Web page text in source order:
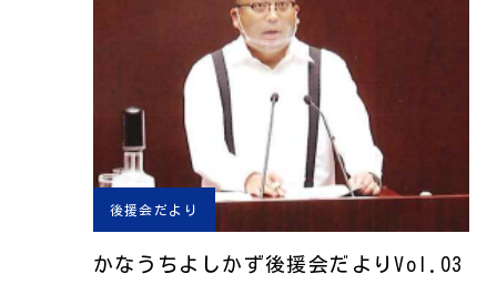
後援会だより
かなうちよしかず後援会だよりVol.03